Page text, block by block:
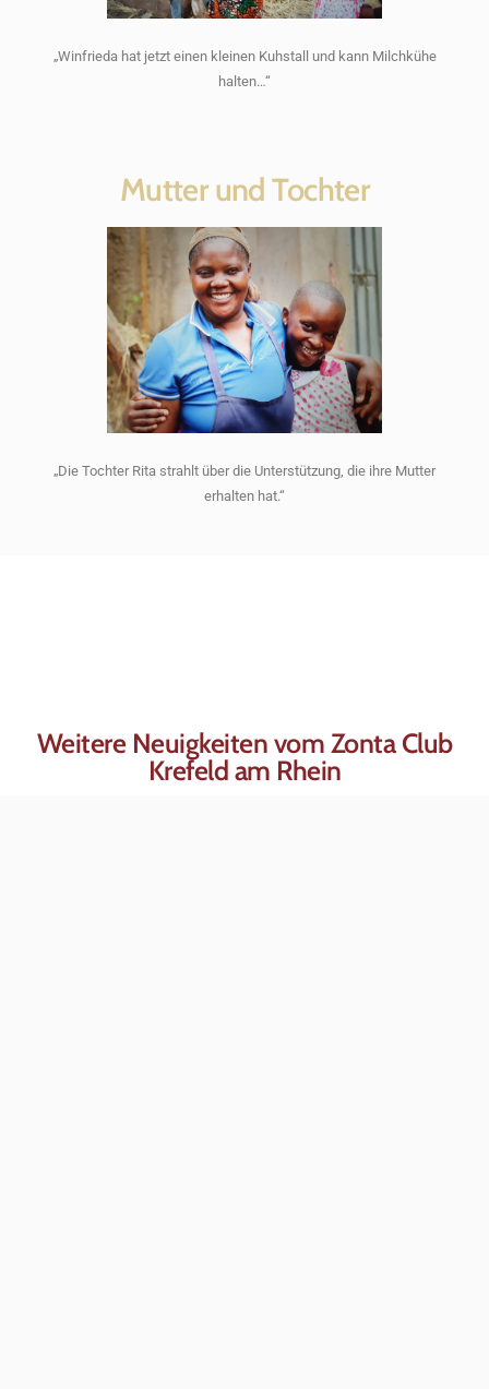
„Winfrieda hat jetzt einen kleinen Kuhstall und kann Milchkühe
halten…“
Mutter und Tochter
„Die Tochter Rita strahlt über die Unterstützung, die ihre Mutter
erhalten hat.“
Weitere Neuigkeiten vom Zonta Club
Krefeld am Rhein